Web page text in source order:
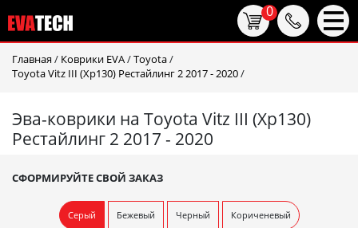
Главная / Коврики EVA/Toyota/
Toyota Vitz III (Xp130) Рестайлинг 2 2017 - 2020/
Эва-коврики на Toyota Vitz III (Xp130)
Рестайлинг 2 2017 - 2020
СФОРМИРУЙТЕ СВОЙ ЗАКАЗ
Серый Бежевый Черный Кориченевый
0